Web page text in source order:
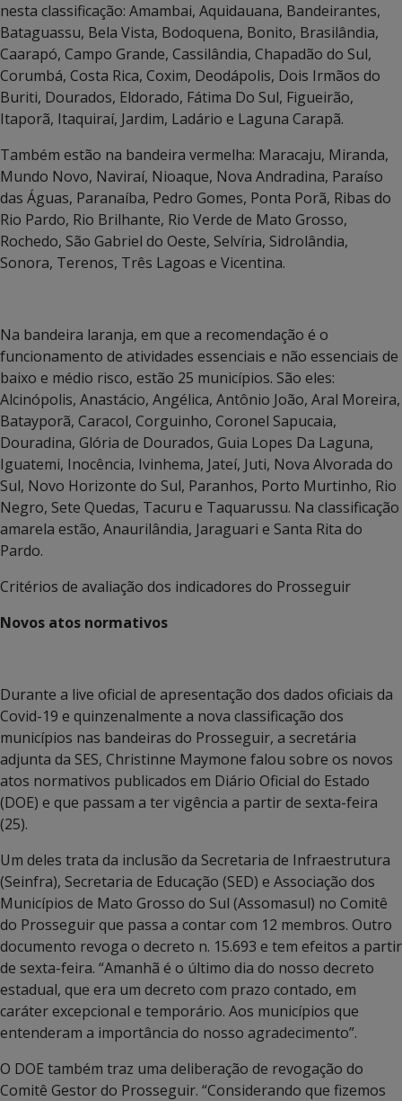
nesta classificação: Amambai, Aquidauana, Bandeirantes,
Bataguassu, Bela Vista, Bodoquena, Bonito, Brasilândia,
Caarapó, Campo Grande, Cassilândia, Chapadão do Sul,
Corumbá, Costa Rica, Coxim, Deodápolis, Dois Irmãos do
Buriti, Dourados, Eldorado, Fátima Do Sul, Figueirão,
Itaporã, Itaquiraí, Jardim, Ladário e Laguna Carapã.
Também estão na bandeira vermelha: Maracaju, Miranda,
Mundo Novo, Naviraí, Nioaque, Nova Andradina, Paraíso
das Águas, Paranaíba, Pedro Gomes, Ponta Porã, Ribas do
Rio Pardo, Rio Brilhante, Rio Verde de Mato Grosso,
Rochedo, São Gabriel do Oeste, Selvíria, Sidrolândia,
Sonora, Terenos, Três Lagoas e Vicentina.
Na bandeira laranja, em que a recomendação é o
funcionamento de atividades essenciais e não essenciais de
baixo e médio risco, estão 25 municípios. São eles:
Alcinópolis, Anastácio, Angélica, Antônio João, Aral Moreira,
Batayporã, Caracol, Corguinho, Coronel Sapucaia,
Douradina, Glória de Dourados, Guia Lopes Da Laguna,
Iguatemi, Inocência, Ivinhema, Jateí, Juti, Nova Alvorada do
Sul, Novo Horizonte do Sul, Paranhos, Porto Murtinho, Rio
Negro, Sete Quedas, Tacuru e Taquarussu. Na classificação
amarela estão, Anaurilândia, Jaraguari e Santa Rita do
Pardo.
Critérios de avaliação dos indicadores do Prosseguir
Novos atos normativos
Durante a live oficial de apresentação dos dados oficiais da
Covid-19 e quinzenalmente a nova classificação dos
municípios nas bandeiras do Prosseguir, a secretária
adjunta da SES, Christinne Maymone falou sobre os novos
atos normativos publicados em Diário Oficial do Estado
(DOE) e que passam a ter vigência a partir de sexta-feira
(25).
Um deles trata da inclusão da Secretaria de Infraestrutura
(Seinfra), Secretaria de Educação (SED) e Associação dos
Municípios de Mato Grosso do Sul (Assomasul) no Comitê
do Prosseguir que passa a contar com 12 membros. Outro
documento revoga o decreto n. 15.693 e tem efeitos a partir
de sexta-feira. “Amanhã é o último dia do nosso decreto
estadual, que era um decreto com prazo contado, em
caráter excepcional e temporário. Aos municípios que
entenderam a importância do nosso agradecimento”.
O DOE também traz uma deliberação de revogação do
Comitê Gestor do Prosseguir. “Considerando que fizemos